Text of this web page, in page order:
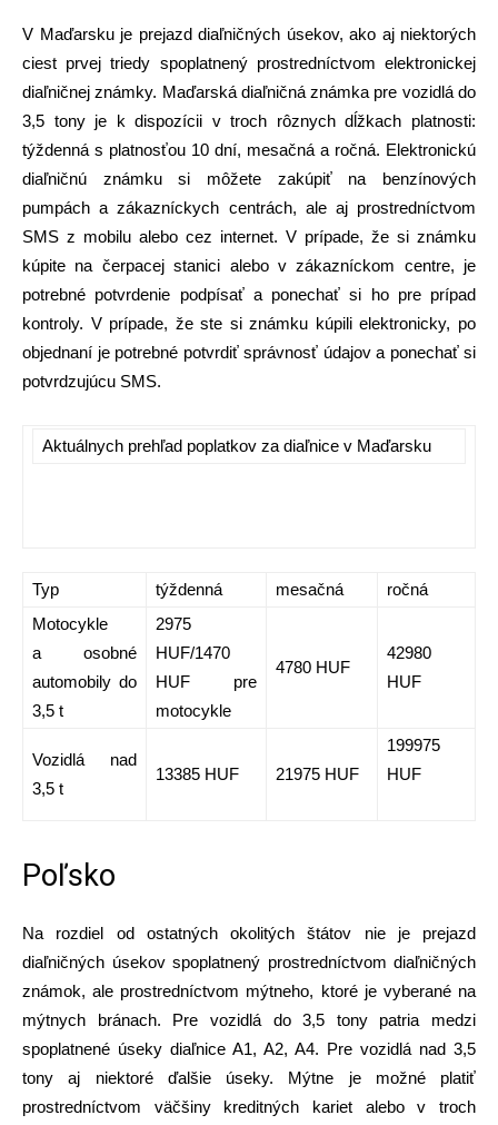
V Maďarsku je prejazd diaľničných úsekov, ako aj niektorých
ciest prvej triedy spoplatnený prostredníctvom elektronickej
diaľničnej známky. Maďarská diaľničná známka pre vozidlá do
3,5 tony je k dispozícii v troch rôznych dĺžkach platnosti:
týždenná s platnosťou 10 dní, mesačná a ročná. Elektronickú
diaľničnú známku si môžete zakúpiť na benzínových
pumpách a zákazníckych centrách, ale aj prostredníctvom
SMS z mobilu alebo cez internet. V prípade, že si známku
kúpite na čerpacej stanici alebo v zákazníckom centre, je
potrebné potvrdenie podpísať a ponechať si ho pre prípad
kontroly. V prípade, že ste si známku kúpili elektronicky, po
objednaní je potrebné potvrdiť správnosť údajov a ponechať si
potvrdzujúcu SMS.
Aktuálnych prehľad poplatkov za diaľnice v Maďarsku
Typ týždenná mesačná
ročná
Motocykle
a osobné
automobily do
3,5 t
2975
HUF/1470
HUF pre
motocykle
4780 HUF
42980
HUF
Vozidlá nad
3,5 t
13385 HUF 21975 HUF
199975
HUF
Poľsko
Na rozdiel od ostatných okolitých štátov nie je prejazd
diaľničných úsekov spoplatnený prostredníctvom diaľničných
známok, ale prostredníctvom mýtneho, ktoré je vyberané na
mýtnych bránach. Pre vozidlá do 3,5 tony patria medzi
spoplatnené úseky diaľnice A1, A2, A4. Pre vozidlá nad 3,5
tony aj niektoré ďalšie úseky. Mýtne je možné platiť
prostredníctvom väčšiny kreditných kariet alebo v troch